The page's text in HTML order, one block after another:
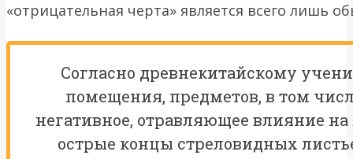
«отрицательная черта» является всего лишь
Согласно древнекитайскому
помещения, предметов, в том
негативное, отравляющее влияние
острые концы стреловидных